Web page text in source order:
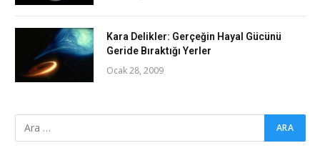
Kara Delikler: Gerçeğin Hayal Gücünü
Geride Bıraktığı Yerler
Ocak 28, 2009